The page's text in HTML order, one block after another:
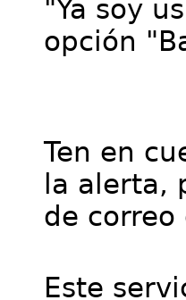
"Ya soy
opción
Ten en
la alerta,
de correo
Este